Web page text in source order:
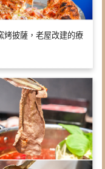
烤披薩，老屋改建的療